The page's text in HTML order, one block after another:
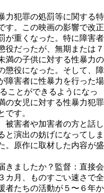
力犯罪の処罰等に関する特
す。この映画の影響で改正
が重くなった。特に障害者
役だったが、無期または７
満の子供に対する性暴力の
懲役になった。そして、障
障害者に性暴力を行った場
ことができるようになっ
の女児に対する性暴力犯罪
です。
被害者や加害者の方と話し
と演出の妨げになってしま
。原作に取材した内容が盛
きましたか？監督：直接会
カ月、ものすごい速さで全
者たちの活動が５〜６年か